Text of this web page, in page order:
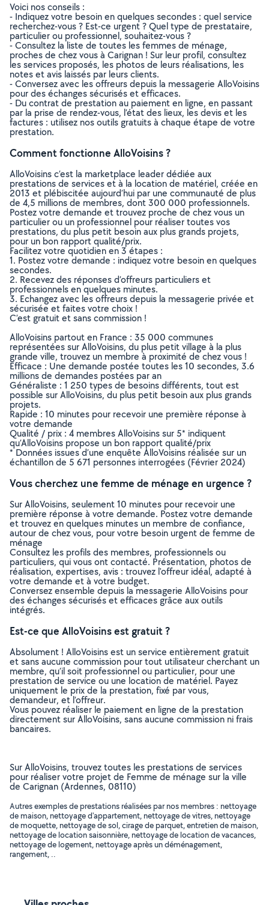
Voici nos conseils :
- Indiquez votre besoin en quelques secondes : quel service
recherchez-vous ? Est-ce urgent ? Quel type de prestataire,
particulier ou professionnel, souhaitez-vous ?
- Consultez la liste de toutes les femmes de ménage,
proches de chez vous à Carignan ! Sur leur profil, consultez
les services proposés, les photos de leurs réalisations, les
notes et avis laissés par leurs clients.
- Conversez avec les offreurs depuis la messagerie AlloVoisins
pour des échanges sécurisés et efficaces.
- Du contrat de prestation au paiement en ligne, en passant
par la prise de rendez-vous, l’état des lieux, les devis et les
factures : utilisez nos outils gratuits à chaque étape de votre
prestation.
Comment fonctionne AlloVoisins ?
AlloVoisins c’est la marketplace leader dédiée aux
prestations de services et à la location de matériel, créée en
2013 et plébiscitée aujourd’hui par une communauté de plus
de 4,5 millions de membres, dont 300 000 professionnels.
Postez votre demande et trouvez proche de chez vous un
particulier ou un professionnel pour réaliser toutes vos
prestations, du plus petit besoin aux plus grands projets,
pour un bon rapport qualité/prix.
Facilitez votre quotidien en 3 étapes :
1. Postez votre demande : indiquez votre besoin en quelques
secondes.
2. Recevez des réponses d’offreurs particuliers et
professionnels en quelques minutes.
3. Echangez avec les offreurs depuis la messagerie privée et
sécurisée et faites votre choix !
C’est gratuit et sans commission !
AlloVoisins partout en France : 35 000 communes
représentées sur AlloVoisins, du plus petit village à la plus
grande ville, trouvez un membre à proximité de chez vous !
Efficace : Une demande postée toutes les 10 secondes, 3.6
millions de demandes postées par an
Généraliste : 1 250 types de besoins différents, tout est
possible sur AlloVoisins, du plus petit besoin aux plus grands
projets.
Rapide : 10 minutes pour recevoir une première réponse à
votre demande
Qualité / prix : 4 membres AlloVoisins sur 5* indiquent
qu’AlloVoisins propose un bon rapport qualité/prix
* Données issues d’une enquête AlloVoisins réalisée sur un
échantillon de 5 671 personnes interrogées (Février 2024)
Vous cherchez une femme de ménage en urgence ?
Sur AlloVoisins, seulement 10 minutes pour recevoir une
première réponse à votre demande. Postez votre demande
et trouvez en quelques minutes un membre de confiance,
autour de chez vous, pour votre besoin urgent de femme de
ménage
Consultez les profils des membres, professionnels ou
particuliers, qui vous ont contacté. Présentation, photos de
réalisation, expertises, avis : trouvez l'offreur idéal, adapté à
votre demande et à votre budget.
Conversez ensemble depuis la messagerie AlloVoisins pour
des échanges sécurisés et efficaces grâce aux outils
intégrés.
Est-ce que AlloVoisins est gratuit ?
Absolument ! AlloVoisins est un service entièrement gratuit
et sans aucune commission pour tout utilisateur cherchant un
membre, qu’il soit professionnel ou particulier, pour une
prestation de service ou une location de matériel. Payez
uniquement le prix de la prestation, fixé par vous,
demandeur, et l’offreur.
Vous pouvez réaliser le paiement en ligne de la prestation
directement sur AlloVoisins, sans aucune commission ni frais
bancaires.
Sur AlloVoisins, trouvez toutes les prestations de services
pour réaliser votre projet de Femme de ménage sur la ville
de Carignan (Ardennes, 08110)
Autres exemples de prestations réalisées par nos membres : nettoyage
de maison, nettoyage d'appartement, nettoyage de vitres, nettoyage
de moquette, nettoyage de sol, cirage de parquet, entretien de maison,
nettoyage de location saisonnière, nettoyage de location de vacances,
nettoyage de logement, nettoyage après un déménagement,
rangement, ..